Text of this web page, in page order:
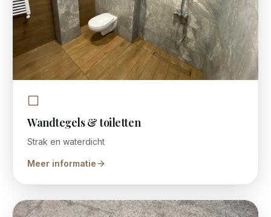
Wandtegels & toiletten
Strak en waterdicht
Meer informatie